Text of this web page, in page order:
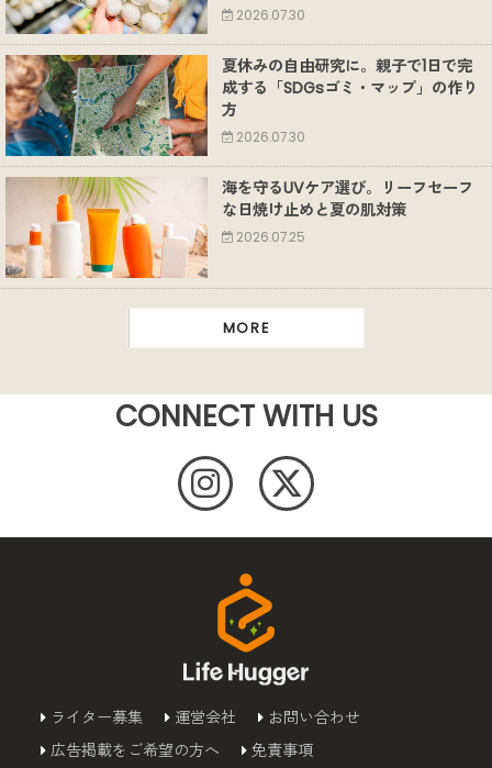
2026.07.30
夏休みの自由研究に。親子で1日で完
成する「SDGsゴミ・マップ」の作り
方
2026.07.30
海を守るUVケア選び。リーフセーフ
な日焼け止めと夏の肌対策
2026.07.25
MORE
CONNECT WITH US
ライター募集 運営会社
お問い合わせ
広告掲載をご希望の方へ
免責事項